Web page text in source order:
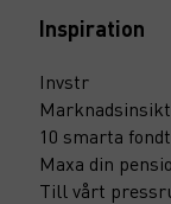
Inspiration
Invstr
Marknadsinsikt
10 smarta
Maxa din
Till vårt